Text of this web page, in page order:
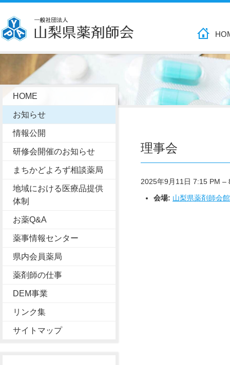
HOME
お知らせ
情報公開
研修会開催のお知らせ
まちかどよろず相談薬局
地域における医療品提供
体制
お薬Q&A
薬事情報センター
県内会員薬局
薬剤師の仕事
DEM事業
リンク集
サイトマップ
理事会
2025年9月11日 7:15 PM –
会場: 山梨県薬剤師会館